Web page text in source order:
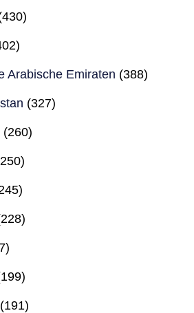
Arabische Emiraten (388)
(327)
(260)
(191)